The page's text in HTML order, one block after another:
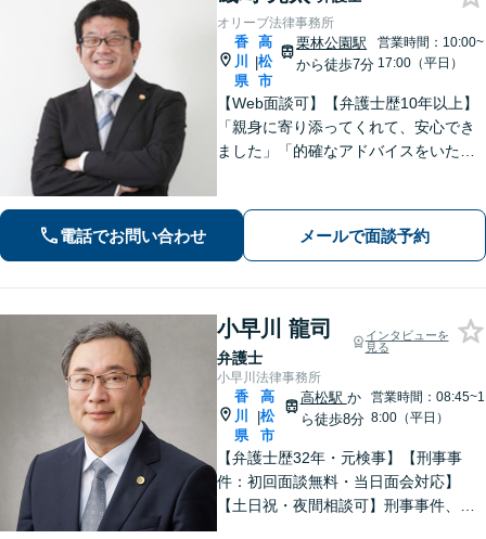
オリーブ法律事務所
香
川
県
|
高
松
市
栗林公園駅
から徒歩7分
営業時間：10:00~
17:00（平日）
【Web面談可】【弁護士歴10年以上】
「親身に寄り添ってくれて、安心でき
ました」「的確なアドバイスをいただ
い、解決の方針を考えてまいります
【栗林公園駅7分／駐車場あり】
電話でお問い合わせ メールで面談予約
小早川 龍司
弁護士
インタビューを
見る
小早川法律事務所
香
川
県
|
高
松
市
高松駅 か
ら徒歩8分
営業時間：08:45~1
8:00（平日）
【弁護士歴32年・元検事】【刑事事
件：初回面談無料・当日面会対応】
【土日祝・夜間相談可】刑事事件、離